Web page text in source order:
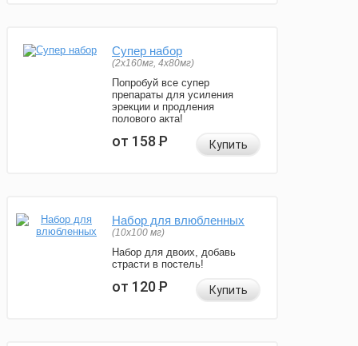
Супер набор
(2х160мг, 4х80мг)
Попробуй все супер
препараты для усиления
эрекции и продления
полового акта!
от 158Р Купить
Набор для влюбленных
(10х100 мг)
Набор для двоих, добавь
страсти в постель!
от 120Р Купить